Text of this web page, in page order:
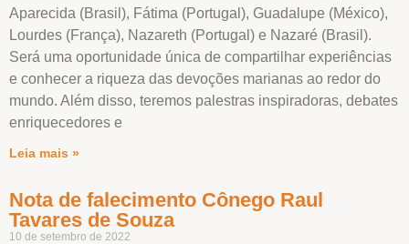
Aparecida (Brasil), Fátima (Portugal), Guadalupe (México),
Lourdes (França), Nazareth (Portugal) e Nazaré (Brasil).
Será uma oportunidade única de compartilhar experiências
e conhecer a riqueza das devoções marianas ao redor do
mundo. Além disso, teremos palestras inspiradoras, debates
enriquecedores e
Leia mais »
Nota de falecimento Cônego Raul
Tavares de Souza
10 de setembro de 2022